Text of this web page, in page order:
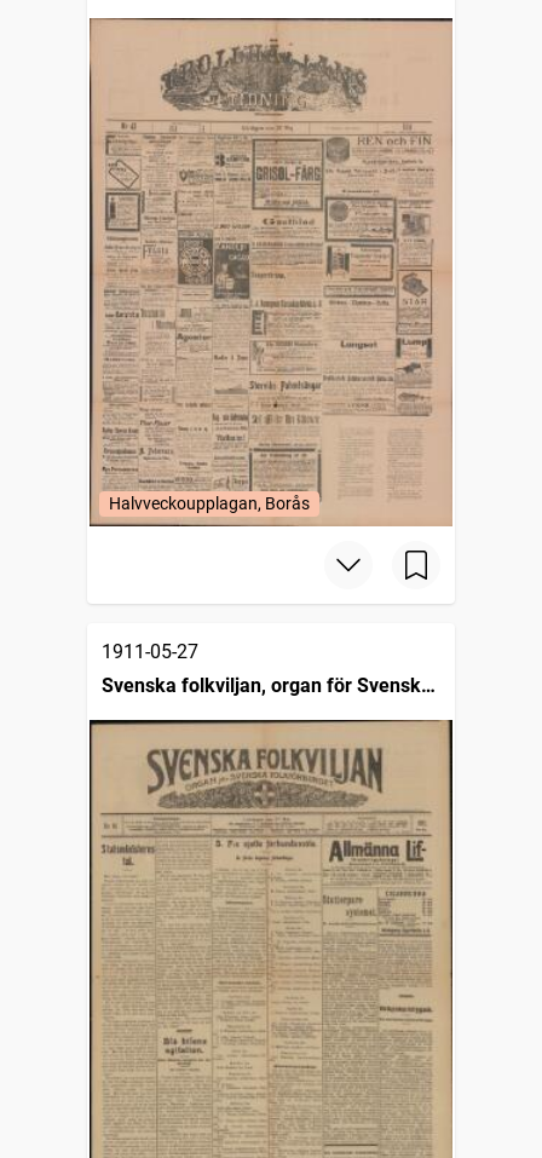
1903)
Halvveckoupplagan, Borås
1911-05-27
Svenska folkviljan, organ för Svenska
folkförbundet